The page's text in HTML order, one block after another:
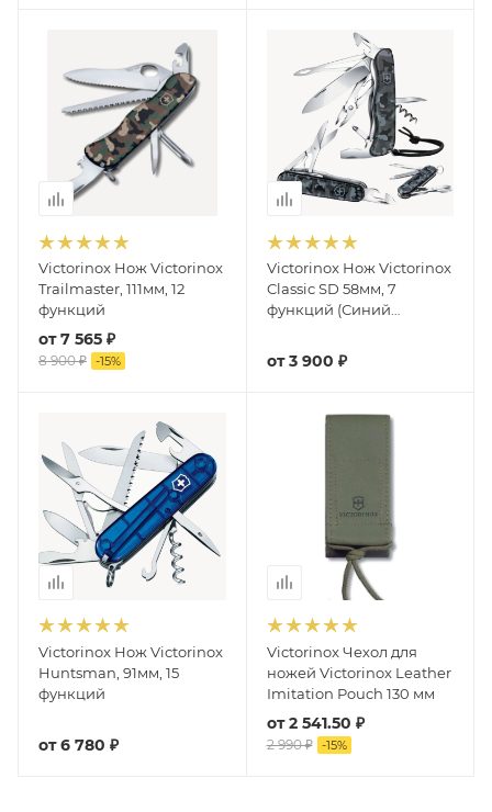
Victorinox Нож Victorinox
Trailmaster, 111мм, 12
функций
от7 565 ₽
8 900 ₽ -15%
Victorinox Нож Victorinox
Classic SD 58мм, 7
функций (Синий
от3 900 ₽
Victorinox Нож Victorinox
Huntsman, 91мм, 15
функций
от6 780 ₽
Victorinox Чехол для
ножей Victorinox Leather
Imitation Pouch 130 мм
от2 541.50 ₽
2 990 ₽ -15%